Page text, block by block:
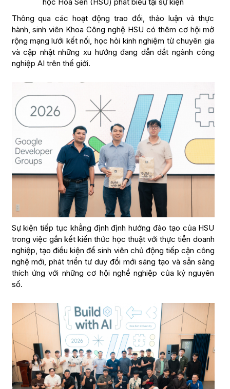
học Hoa Sen (HSU) phát biểu tại sự kiện
Thông qua các hoạt động trao đổi, thảo luận và thực
hành, sinh viên Khoa Công nghệ HSU có thêm cơ hội mở
rộng mạng lưới kết nối, học hỏi kinh nghiệm từ chuyên gia
và cập nhật những xu hướng đang dẫn dắt ngành công
nghiệp AI trên thế giới.
Sự kiện tiếp tục khẳng định định hướng đào tạo của HSU
trong việc gắn kết kiến thức học thuật với thực tiễn doanh
nghiệp, tạo điều kiện để sinh viên chủ động tiếp cận công
nghệ mới, phát triển tư duy đổi mới sáng tạo và sẵn sàng
thích ứng với những cơ hội nghề nghiệp của kỷ nguyên
số.